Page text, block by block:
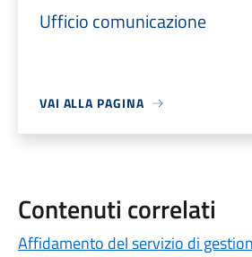
Ufficio comunicazione
VAI ALLA PAGINA
Contenuti correlati
Affidamento del servizio di